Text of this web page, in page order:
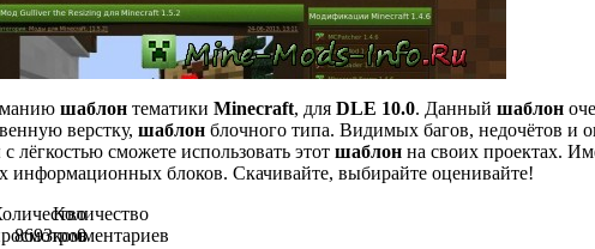
шаблон тематики Minecraft, для DLE 10.0. Данный шаблон
верстку, шаблон блочного типа. Видимых багов, недочётов и
лёгкостью сможете использовать этот шаблон на своих проектах.
информационных блоков. Скачивайте, выбирайте оценивайте!
8693
Количество
комментариев
0